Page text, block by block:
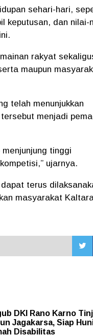
sehari-hari,
keputusan, dan nilai-
rakyat
maupun
telah menunjukkan
menjadi
tinggi
ujarnya.
terus
masyarakat
DKI Rano Karno
Jagakarsa, Siap
Disabilitas